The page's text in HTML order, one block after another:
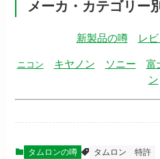
メーカ・カテゴリー
新製品の噂 レ
ニコン キヤノン ソニー 富
ン
タムロンの噂 タムロン 特許